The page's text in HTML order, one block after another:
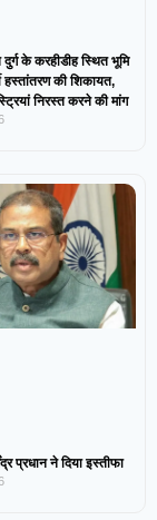
के करहीडीह स्थित भूमि
की शिकायत,
निरस्त करने की मांग
प्रधान ने दिया इस्तीफा